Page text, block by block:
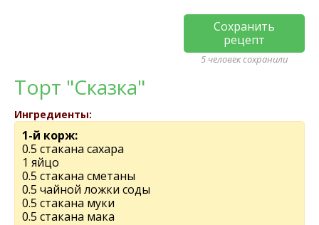
Сохранить
рецепт
5 человек сохранили
Торт "Сказка"
Ингредиенты:
1-й корж:
0.5 стакана сахара
1 яйцо
0.5 стакана сметаны
0.5 чайной ложки соды
0.5 стакана муки
0.5 стакана мака